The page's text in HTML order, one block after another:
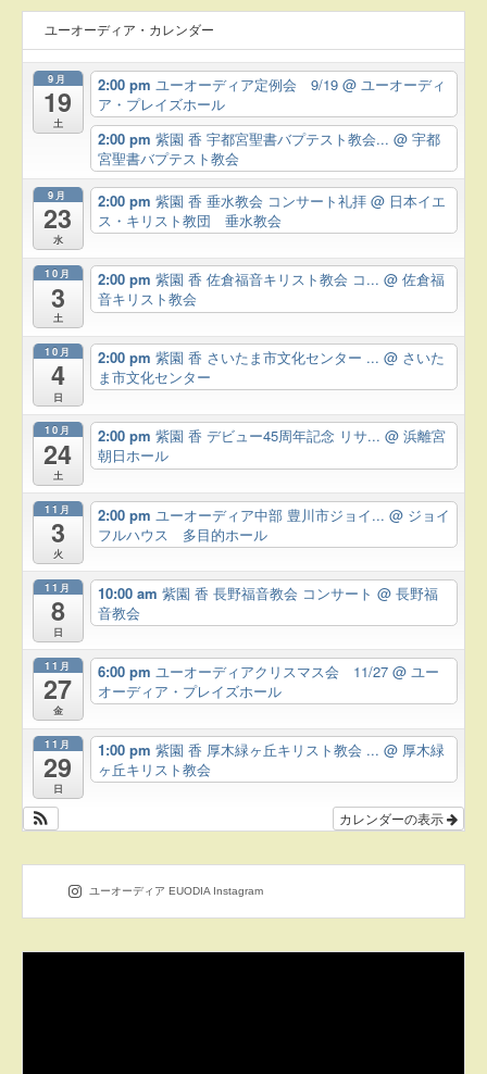
ユーオーディア・カレンダー
9月
19
土
2:00 pm ユーオーディア定例会 9/19 @ ユーオーディ
ア・プレイズホール
2:00 pm 紫園 香 宇都宮聖書バプテスト教会... @ 宇都
宮聖書バプテスト教会
9月
23
水
2:00 pm 紫園 香 垂水教会 コンサート礼拝 @ 日本イエ
ス・キリスト教団 垂水教会
10月
3
土
2:00 pm 紫園 香 佐倉福音キリスト教会 コ... @ 佐倉福
音キリスト教会
10月
4
日
2:00 pm 紫園 香 さいたま市文化センター ... @ さいた
ま市文化センター
10月
24
土
2:00 pm 紫園 香 デビュー45周年記念 リサ... @ 浜離宮
朝日ホール
11月
3
火
2:00 pm ユーオーディア中部 豊川市ジョイ... @ ジョイ
フルハウス 多目的ホール
11月
8
日
10:00 am 紫園 香 長野福音教会 コンサート @ 長野福
音教会
11月
27
金
6:00 pm ユーオーディアクリスマス会 11/27 @ ユー
オーディア・プレイズホール
11月
29
日
1:00 pm 紫園 香 厚木緑ヶ丘キリスト教会 ... @ 厚木緑
ヶ丘キリスト教会
カレンダーの表示
ユーオーディア EUODIA Instagram